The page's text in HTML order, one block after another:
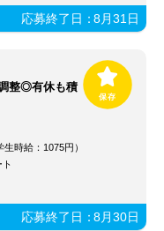
応募終了日：8月31日
整◎有休も積
時給：1075円）
応募終了日：8月30日